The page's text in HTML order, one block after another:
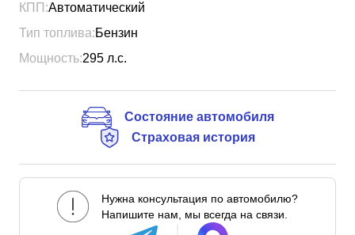
КПП:Автоматический
Тип топлива:Бензин
Мощность:295 л.с.
Состояние автомобиля
Страховая история
Нужна консультация по автомобилю?
Напишите нам, мы всегда на связи.